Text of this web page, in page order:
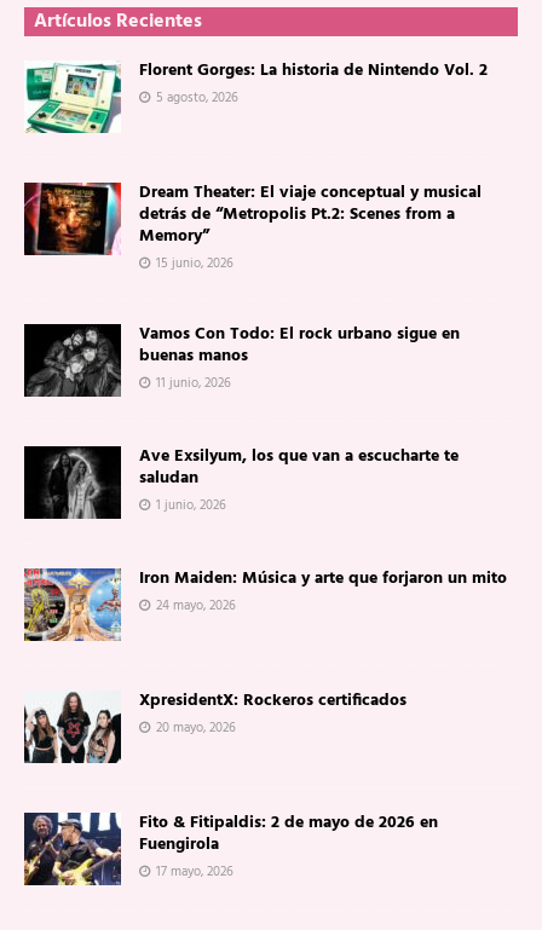
Artículos Recientes
Florent Gorges: La historia de Nintendo Vol. 2
5 agosto, 2026
Dream Theater: El viaje conceptual y musical
detrás de “Metropolis Pt.2: Scenes from a
Memory”
15 junio, 2026
Vamos Con Todo: El rock urbano sigue en
buenas manos
11 junio, 2026
Ave Exsilyum, los que van a escucharte te
saludan
1 junio, 2026
Iron Maiden: Música y arte que forjaron un mito
24 mayo, 2026
XpresidentX: Rockeros certificados
20 mayo, 2026
Fito & Fitipaldis: 2 de mayo de 2026 en
Fuengirola
17 mayo, 2026